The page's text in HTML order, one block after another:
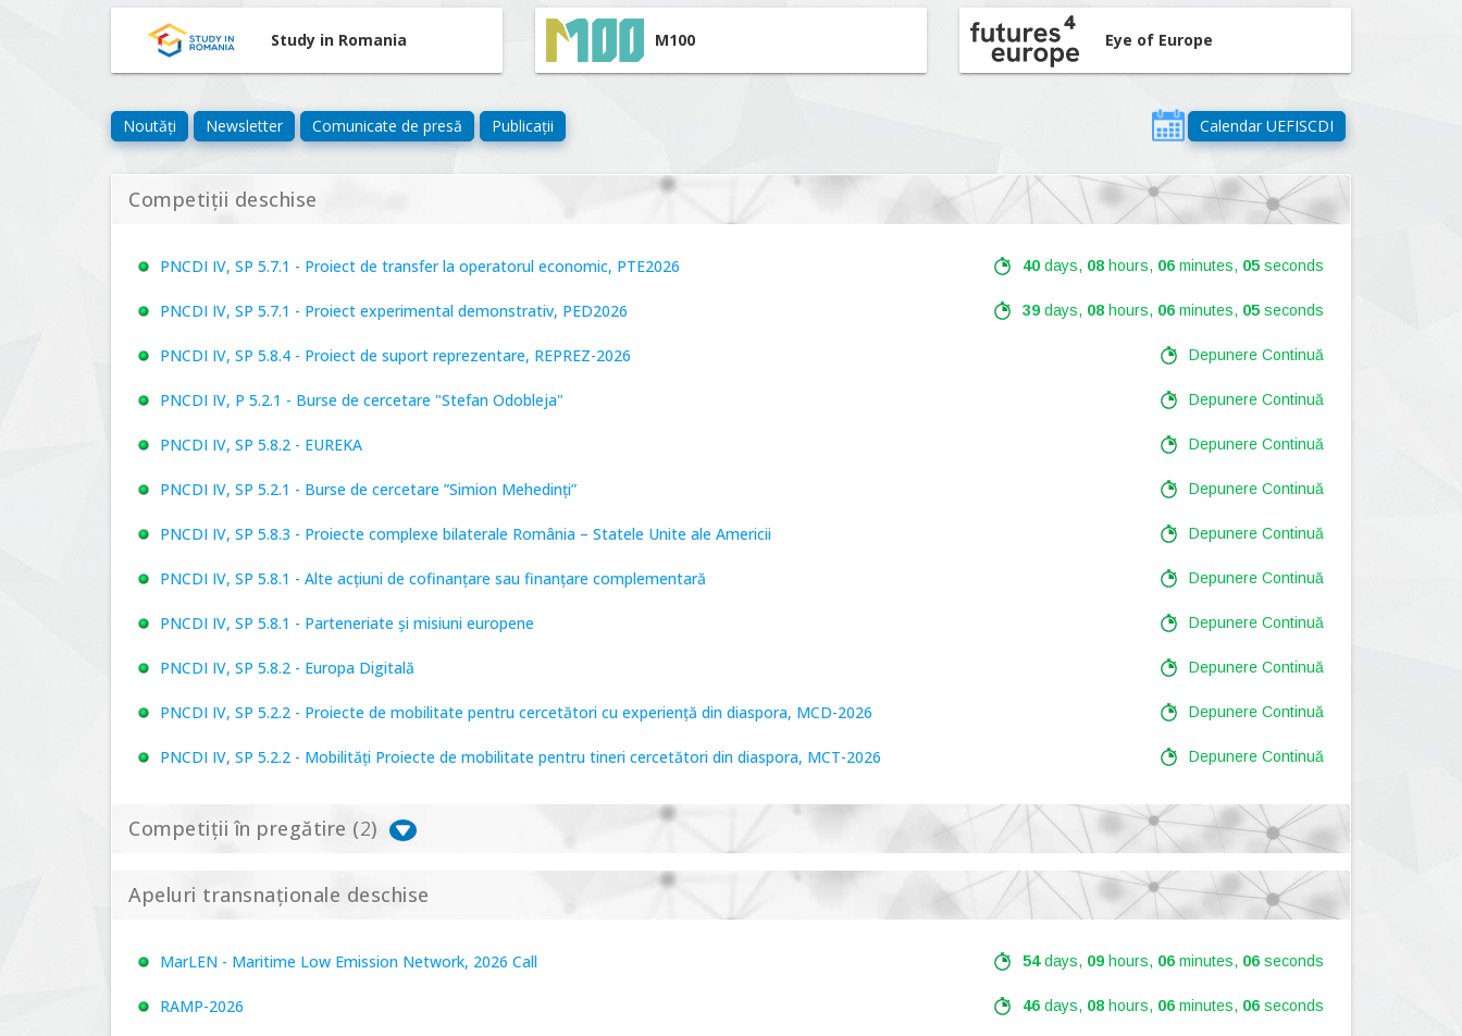
Study in Romania M100 Eye of Europe
Noutăți Newsletter Comunicate de presă Publicații Calendar UEFISCDI
Competiții deschise
PNCDI IV, SP 5.7.1 - Proiect de transfer la operatorul economic, PTE2026 40days, 08hours, 06minutes, 04seconds
PNCDI IV, SP 5.7.1 - Proiect experimental demonstrativ, PED2026 39days, 08hours, 06minutes, 04seconds
PNCDI IV, SP 5.8.4 - Proiect de suport reprezentare, REPREZ-2026 Depunere Continuă
PNCDI IV, P 5.2.1 - Burse de cercetare "Stefan Odobleja" Depunere Continuă
PNCDI IV, SP 5.8.2 - EUREKA Depunere Continuă
PNCDI IV, SP 5.2.1 - Burse de cercetare ”Simion Mehedinți” Depunere Continuă
PNCDI IV, SP 5.8.3 - Proiecte complexe bilaterale România – Statele Unite ale Americii Depunere Continuă
PNCDI IV, SP 5.8.1 - Alte acțiuni de cofinanțare sau finanțare complementară Depunere Continuă
PNCDI IV, SP 5.8.1 - Parteneriate și misiuni europene Depunere Continuă
PNCDI IV, SP 5.8.2 - Europa Digitală Depunere Continuă
PNCDI IV, SP 5.2.2 - Proiecte de mobilitate pentru cercetători cu experiență din diaspora, MCD-2026 Depunere Continuă
PNCDI IV, SP 5.2.2 - Mobilități Proiecte de mobilitate pentru tineri cercetători din diaspora, MCT-2026 Depunere Continuă
Competiții în pregătire (2)
PNCDI IV, P 5.1 - Proiecte Complexe de Cercetare de Frontieră, PCCF-2024
Apeluri transnaționale deschise
MarLEN - Maritime Low Emission Network, 2026 Call 54days, 09hours, 06minutes, 05seconds
RAMP-2026 46days, 08hours, 06minutes, 05seconds